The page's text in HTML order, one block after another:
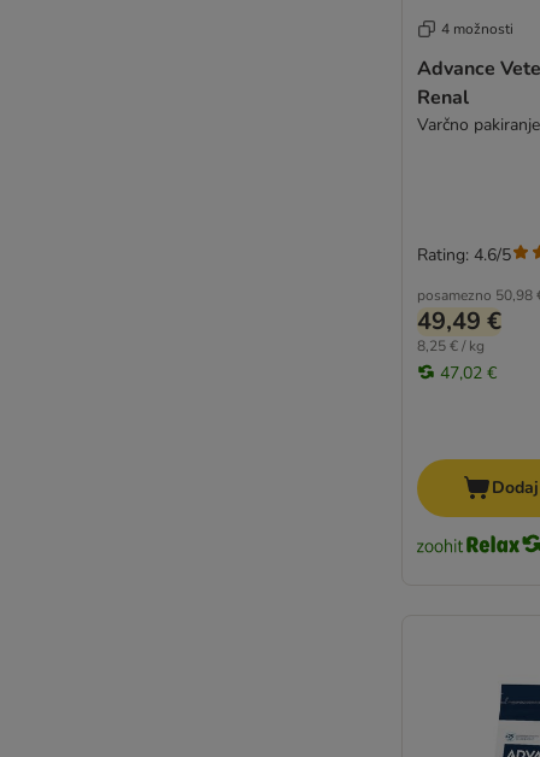
4 možnosti
Advance
Renal
Varčno
posamezno 50,98
49,49 €
8,25 € / kg
47,02 €
Rating: 4.6/5